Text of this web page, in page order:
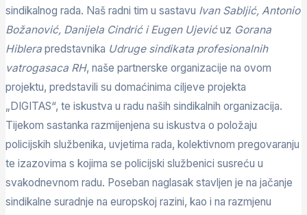
sindikalnog rada. Naš radni tim u sastavu Ivan Sabljić, Antonio
Božanović, Danijela Cindrić i Eugen Ujevićuz Gorana
Hiblera predstavnika Udruge sindikata profesionalnih
vatrogasaca RH, naše partnerske organizacije na ovom
projektu, predstavili su domaćinima ciljeve projekta
„DIGITAS“, te iskustva u radu naših sindikalnih organizacija.
Tijekom sastanka razmijenjena su iskustva o položaju
policijskih službenika, uvjetima rada, kolektivnom pregovaranju
te izazovima s kojima se policijski službenici susreću u
svakodnevnom radu. Poseban naglasak stavljen je na jačanje
sindikalne suradnje na europskoj razini, kao i na razmjenu